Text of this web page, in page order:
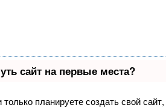
сайт на первые места?
планируете создать свой